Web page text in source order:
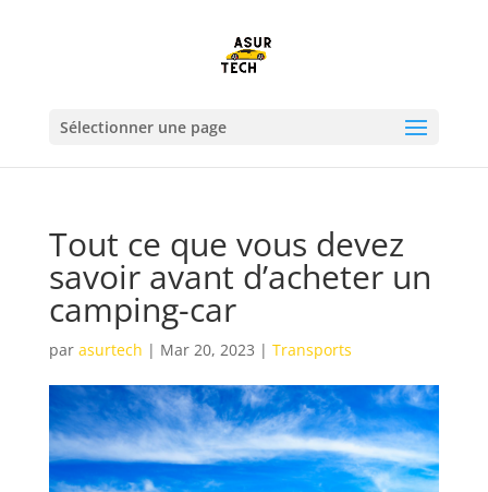
Sélectionner une page
Tout ce que vous devez
savoir avant d’acheter un
camping-car
par asurtech | Mar 20, 2023 | Transports